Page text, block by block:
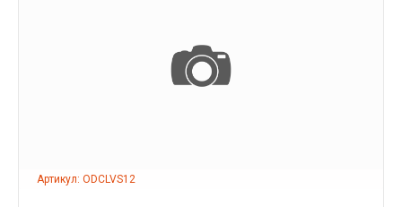
Артикул: ODCLVS12
ПОДРОБНЕЕ